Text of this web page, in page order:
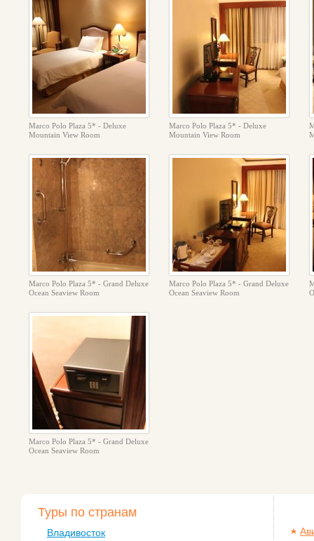
Marco Polo Plaza 5* - Deluxe
Mountain View Room
Marco Polo Plaza 5* - Deluxe
Mountain View Room
Marco Polo Plaza 5* - Grand Deluxe
Ocean Seaview Room
Marco Polo Plaza 5* - Grand Deluxe
Ocean Seaview Room
Marco Polo Plaza 5* - Grand Deluxe
Ocean Seaview Room
Туры по странам
Владивосток